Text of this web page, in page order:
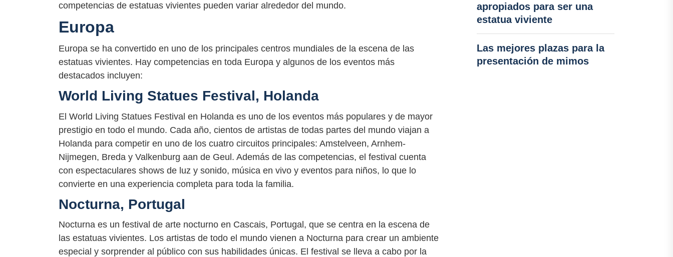
competencias de estatuas vivientes pueden variar alrededor del mundo.
Europa
Europa se ha convertido en uno de los principales centros mundiales de la escena de las
estatuas vivientes. Hay competencias en toda Europa y algunos de los eventos más
destacados incluyen:
World Living Statues Festival, Holanda
El World Living Statues Festival en Holanda es uno de los eventos más populares y de mayor
prestigio en todo el mundo. Cada año, cientos de artistas de todas partes del mundo viajan a
Holanda para competir en uno de los cuatro circuitos principales: Amstelveen, Arnhem-
Nijmegen, Breda y Valkenburg aan de Geul. Además de las competencias, el festival cuenta
con espectaculares shows de luz y sonido, música en vivo y eventos para niños, lo que lo
convierte en una experiencia completa para toda la familia.
Nocturna, Portugal
Nocturna es un festival de arte nocturno en Cascais, Portugal, que se centra en la escena de
las estatuas vivientes. Los artistas de todo el mundo vienen a Nocturna para crear un ambiente
especial y sorprender al público con sus habilidades únicas. El festival se lleva a cabo por la
apropiados para ser una
estatua viviente
Las mejores plazas para la
presentación de mimos